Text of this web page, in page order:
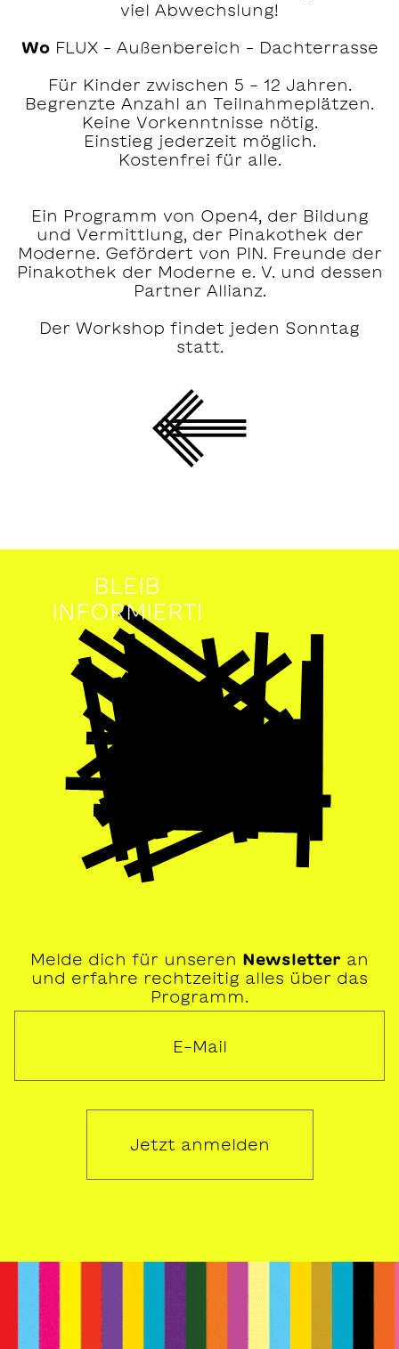
viel Abwechslung!
WoFLUX – Außenbereich – Dachterrasse
Für Kinder zwischen 5 - 12 Jahren.
Begrenzte Anzahl an Teilnahmeplätzen.
Keine Vorkenntnisse nötig.
Einstieg jederzeit möglich.
Kostenfrei für alle.
Ein Programm von Open4, der Bildung
und Vermittlung, der Pinakothek der
Moderne. Gefördert von PIN. Freunde der
Pinakothek der Moderne e. V. und dessen
Partner Allianz.
Der Workshop findet jeden Sonntag
statt.
BLEIB
INFORMIERT!
Melde dich für unseren Newsletter an
und erfahre rechtzeitig alles über das
Programm.